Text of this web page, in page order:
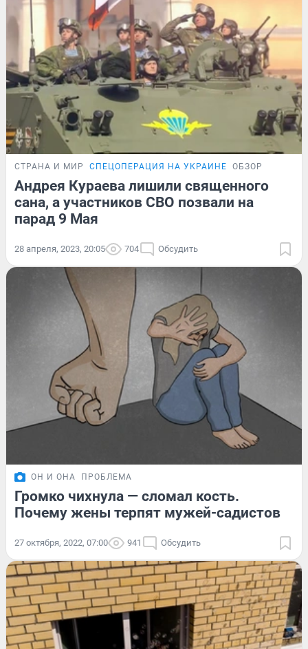
СТРАНА И МИР СПЕЦОПЕРАЦИЯ НА УКРАИНЕ ОБЗОР
Андрея Кураева лишили священного
сана, а участников СВО позвали на
парад 9 Мая
28 апреля, 2023, 20:05 704 Обсудить
ОН И ОНА ПРОБЛЕМА
Громко чихнула — сломал кость.
Почему жены терпят мужей-садистов
27 октября, 2022, 07:00 941 Обсудить